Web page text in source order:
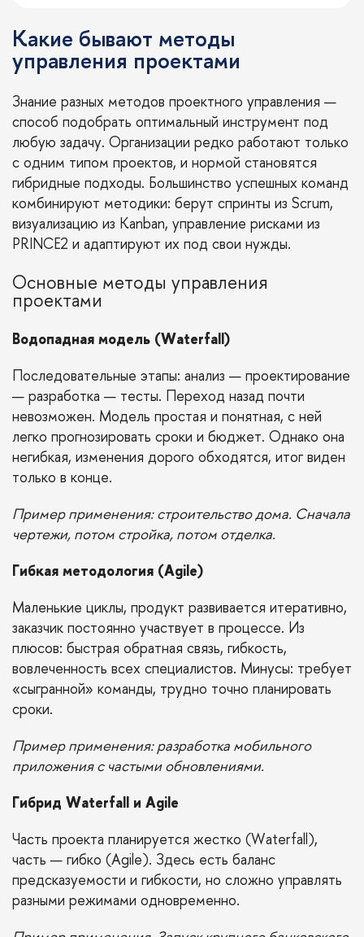
Какие бывают методы
управления проектами
Знание разных методов проектного управления —
способ подобрать оптимальный инструмент под
любую задачу. Организации редко работают только
с одним типом проектов, и нормой становятся
гибридные подходы. Большинство успешных команд
комбинируют методики: берут спринты из Scrum,
визуализацию из Kanban, управление рисками из
PRINCE2 и адаптируют их под свои нужды.
Основные методы управления
проектами
Водопадная модель (Waterfall)
Последовательные этапы: анализ — проектирование
— разработка — тесты. Переход назад почти
невозможен. Модель простая и понятная, с ней
легко прогнозировать сроки и бюджет. Однако она
негибкая, изменения дорого обходятся, итог виден
только в конце.
Пример применения: строительство дома. Сначала
чертежи, потом стройка, потом отделка.
Гибкая методология (Agile)
Маленькие циклы, продукт развивается итеративно,
заказчик постоянно участвует в процессе. Из
плюсов: быстрая обратная связь, гибкость,
вовлеченность всех специалистов. Минусы: требует
«сыгранной» команды, трудно точно планировать
сроки.
Пример применения: разработка мобильного
приложения с частыми обновлениями.
Гибрид Waterfall и Agile
Часть проекта планируется жестко (Waterfall),
часть — гибко (Agile). Здесь есть баланс
предсказуемости и гибкости, но сложно управлять
разными режимами одновременно.